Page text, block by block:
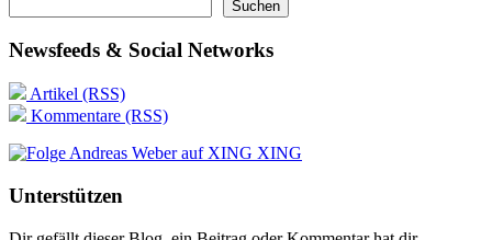
Suchen
Newsfeeds & Social Networks
Artikel (RSS)
Kommentare (RSS)
XING
Unterstützen